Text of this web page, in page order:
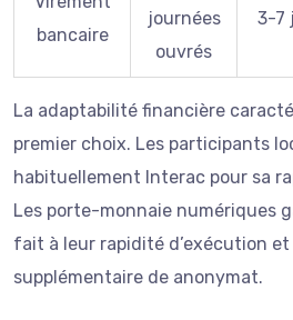
bancaire
journées
ouvrés
3-7
La adaptabilité financière
premier choix. Les participants
habituellement Interac pour sa
Les porte-monnaie numériques
fait à leur rapidité d’exécution
supplémentaire de anonymat.